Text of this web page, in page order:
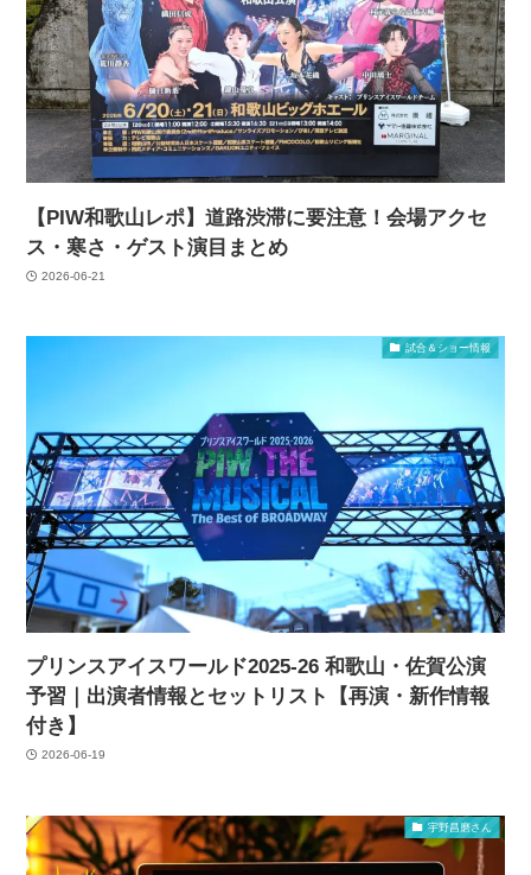
【PIW和歌山レポ】道路渋滞に要注意！会場アクセ
ス・寒さ・ゲスト演目まとめ
2026-06-21
試合＆ショー情報
プリンスアイスワールド2025-26 和歌山・佐賀公演
予習｜出演者情報とセットリスト【再演・新作情報
付き】
2026-06-19
宇野昌磨さん